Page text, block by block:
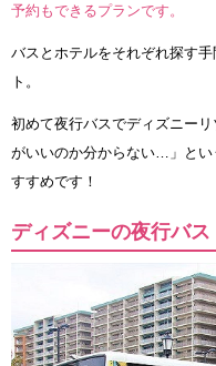
予約もできるプランです。
バスとホテルをそれぞれ探す
ト。
初めて夜行バスでディズニー
がいいのか分からない…」とい
すすめです！
ディズニーの夜行バ